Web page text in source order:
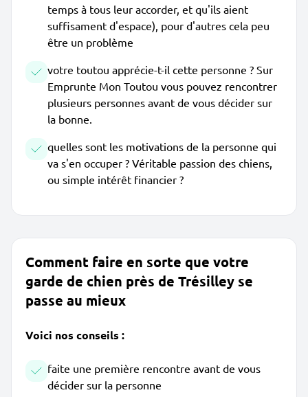
temps à tous leur accorder, et qu'ils aient
suffisament d'espace), pour d'autres cela peu
être un problème
votre toutou apprécie-t-il cette personne ? Sur
Emprunte Mon Toutou vous pouvez rencontrer
plusieurs personnes avant de vous décider sur
la bonne.
quelles sont les motivations de la personne qui
va s'en occuper ? Véritable passion des chiens,
ou simple intérêt financier ?
Comment faire en sorte que votre
garde de chien près de Trésilley se
passe au mieux
Voici nos conseils :
faite une première rencontre avant de vous
décider sur la personne